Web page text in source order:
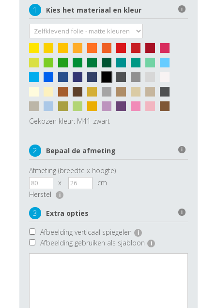
1 Kies het materiaal en kleur i
Gekozen kleur: M41-zwart
2 Bepaal de afmeting i
Afmeting (breedte x hoogte)
x
cm
Herstel
i
3 Extra opties i
Afbeelding verticaal spiegelen i
Afbeelding gebruiken als sjabloon i